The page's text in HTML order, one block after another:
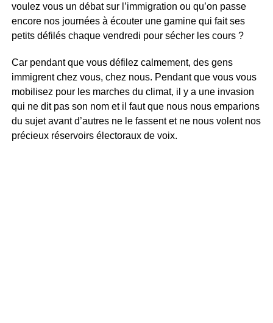
voulez vous un débat sur l’immigration ou qu’on passe
encore nos journées à écouter une gamine qui fait ses
petits défilés chaque vendredi pour sécher les cours ?
Car pendant que vous défilez calmement, des gens
immigrent chez vous, chez nous. Pendant que vous vous
mobilisez pour les marches du climat, il y a une invasion
qui ne dit pas son nom et il faut que nous nous emparions
du sujet avant d’autres ne le fassent et ne nous volent nos
précieux réservoirs électoraux de voix.